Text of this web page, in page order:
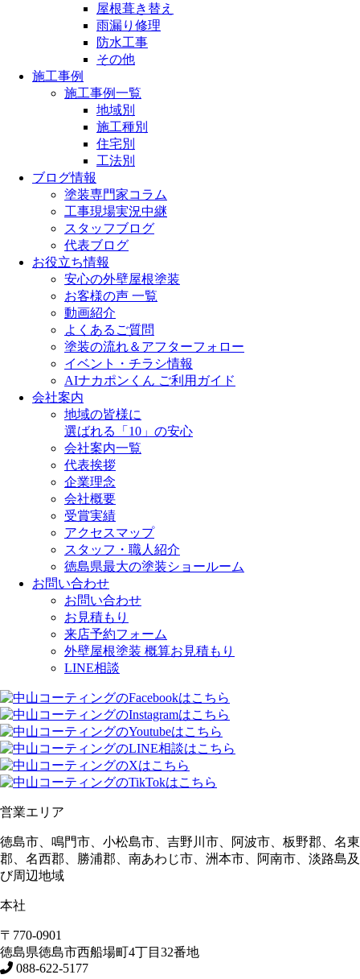
屋根葺き替え
雨漏り修理
防水工事
その他
施工事例
施工事例一覧
地域別
施工種別
住宅別
工法別
ブログ情報
塗装専門家コラム
工事現場実況中継
スタッフブログ
代表ブログ
お役立ち情報
安心の外壁屋根塗装
お客様の声 一覧
動画紹介
よくあるご質問
塗装の流れ＆アフターフォロー
イベント・チラシ情報
AIナカポンくん ご利用ガイド
会社案内
地域の皆様に
選ばれる「10」の安心
会社案内一覧
代表挨拶
企業理念
会社概要
受賞実績
アクセスマップ
スタッフ・職人紹介
徳島県最大の塗装ショールーム
お問い合わせ
お問い合わせ
お見積もり
来店予約フォーム
外壁屋根塗装 概算お見積もり
LINE相談
営業エリア
徳島市、鳴門市、小松島市、吉野川市、阿波市、板野郡、名東
郡、名西郡、勝浦郡、南あわじ市、洲本市、阿南市、淡路島及
び周辺地域
本社
〒770-0901
徳島県徳島市西船場町4丁目32番地
088-622-5177